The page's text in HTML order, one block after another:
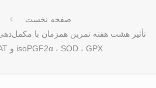
صفحه نخست
isoPGF2α ، SOD ، GPX و CAT مردان سالمند